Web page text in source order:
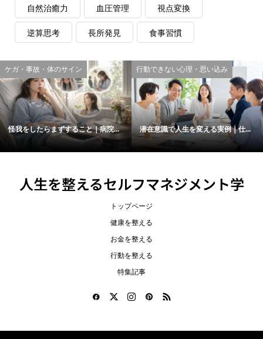
自然治癒力 血圧管理 視点変換
逆算思考 長所発見 食事習慣
ケガ・事故・体のサイン
怪我をしたらまずすること｜病院...
行動できない心理・思い込み
潜在意識で人生を変える実例｜仕...
人生を整えるセルフマネジメント学
トップページ
健康を整える
お金を整える
行動を整える
特集記事